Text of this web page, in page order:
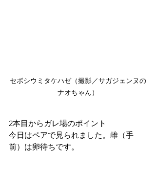
セボシウミタケハゼ（撮影／サガジェンヌの
ナオちゃん）
2本目からガレ場のポイント
今日はペアで見られました。雌（手
前）は卵待ちです。